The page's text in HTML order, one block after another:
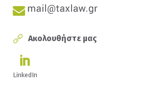
Ακολουθήστε μας
LinkedIn